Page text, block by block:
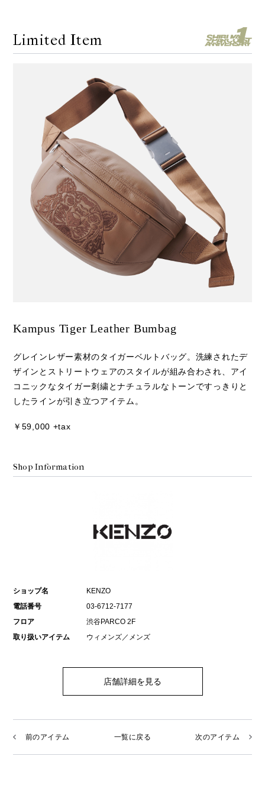
Limited Item
Kampus Tiger Leather Bumbag
グレインレザー素材のタイガーベルトバッグ。洗練されたデ
ザインとストリートウェアのスタイルが組み合わされ、アイ
コニックなタイガー刺繍とナチュラルなトーンですっきりと
したラインが引き立つアイテム。
￥59,000 +tax
Shop Information
ショップ名
KENZO
電話番号
03-6712-7177
フロア
渋谷PARCO 2F
取り扱いアイテム
ウィメンズ／メンズ
店舗詳細を見る
前のアイテム 一覧に戻る 次のアイテム